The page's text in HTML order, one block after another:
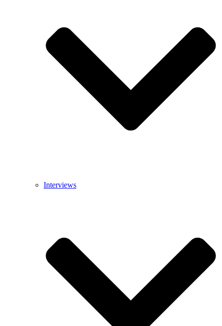
Interviews